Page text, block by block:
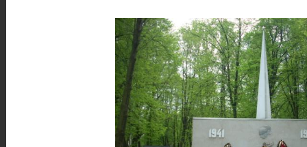
Достопримечательности
Скульптуры и мемориалы